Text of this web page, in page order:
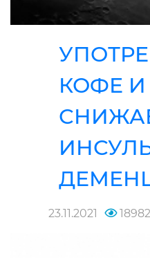
КОФЕ И
23.11.2021 18982